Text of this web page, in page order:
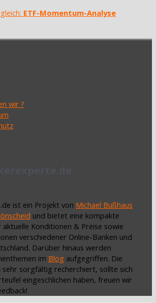
ETF-Momentum-Analyse
wir ?
ist ein Projekt von Michael Bußhaus
und bietet eine kompakte
Konditionen & Preise sowie
verschiedener Online-Banken und
Darüber hinaus werden
im Blog aufgegriffen. Die
sehr sorgfältig recherchiert, sollte sich
eingeschlichen haben, freuen wir